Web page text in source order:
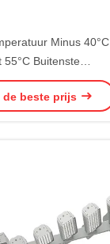
Minus 40°C
55°C Buitenste
IP66
de beste prijs